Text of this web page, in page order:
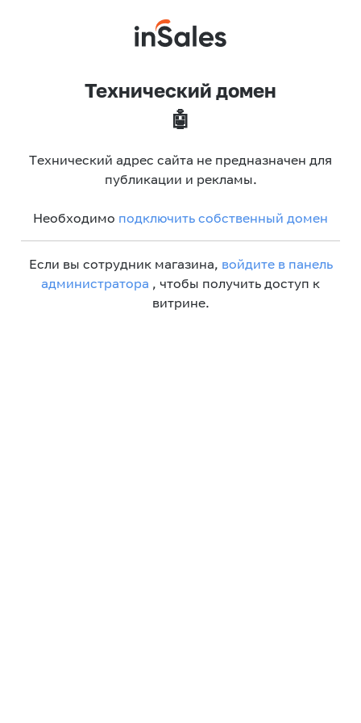
Технический домен
🤖
Технический адрес сайта не предназначен для
публикации и рекламы.
Необходимо подключить собственный домен
Если вы сотрудник магазина, войдите в панель
администратора , чтобы получить доступ к
витрине.